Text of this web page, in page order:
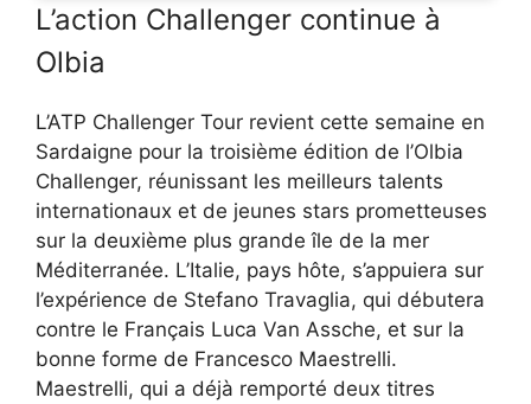
L’action Challenger continue à
Olbia
L’ATP Challenger Tour revient cette semaine en
Sardaigne pour la troisième édition de l’Olbia
Challenger, réunissant les meilleurs talents
internationaux et de jeunes stars prometteuses
sur la deuxième plus grande île de la mer
Méditerranée. L’Italie, pays hôte, s’appuiera sur
l’expérience de Stefano Travaglia, qui débutera
contre le Français Luca Van Assche, et sur la
bonne forme de Francesco Maestrelli.
Maestrelli, qui a déjà remporté deux titres